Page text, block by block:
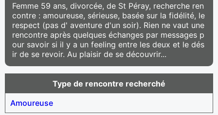
Femme 59 ans, divorcée, de St Péray, recherche ren
contre : amoureuse, sérieuse, basée sur la fidélité, le
respect (pas d' aventure d'un soir). Rien ne vaut une
rencontre après quelques échanges par messages p
our savoir si il y a un feeling entre les deux et le dés
ir de se revoir. Au plaisir de se découvrir...
Type de rencontre recherché
Amoureuse